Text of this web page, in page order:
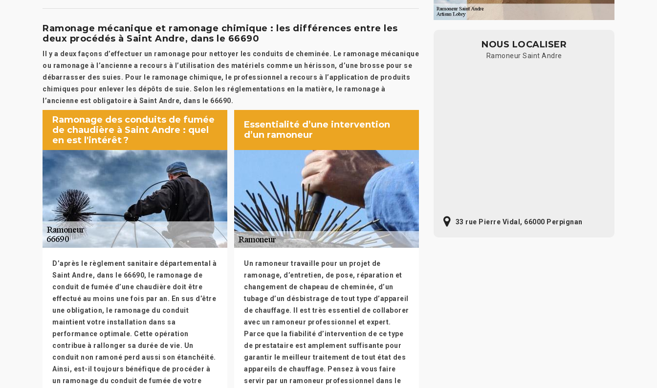
Ramonage mécanique et ramonage chimique : les différences entre les
deux procédés à Saint Andre, dans le 66690
Il y a deux façons d’effectuer un ramonage pour nettoyer les conduits de cheminée. Le ramonage mécanique
ou ramonage à l’ancienne a recours à l’utilisation des matériels comme un hérisson, d’une brosse pour se
débarrasser des suies. Pour le ramonage chimique, le professionnel a recours à l’application de produits
chimiques pour enlever les dépôts de suie. Selon les réglementations en la matière, le ramonage à
l’ancienne est obligatoire à Saint Andre, dans le 66690.
Ramonage des conduits de fumée
de chaudière à Saint Andre : quel
en est l'intérêt ?
D’après le règlement sanitaire départemental à
Saint Andre, dans le 66690, le ramonage de
conduit de fumée d’une chaudière doit être
effectué au moins une fois par an. En sus d’être
une obligation, le ramonage du conduit
maintient votre installation dans sa
performance optimale. Cette opération
contribue à rallonger sa durée de vie. Un
conduit non ramoné perd aussi son étanchéité.
Ainsi, est-il toujours bénéfique de procéder à
un ramonage du conduit de fumée de votre
Essentialité d’une intervention
d’un ramoneur
Un ramoneur travaille pour un projet de
ramonage, d’entretien, de pose, réparation et
changement de chapeau de cheminée, d’un
tubage d’un désbistrage de tout type d’appareil
de chauffage. Il est très essentiel de collaborer
avec un ramoneur professionnel et expert.
Parce que la fiabilité d’intervention de ce type
de prestataire est amplement suffisante pour
garantir le meilleur traitement de tout état des
appareils de chauffage. Pensez à vous faire
servir par un ramoneur professionnel dans le
NOUS LOCALISER
Ramoneur Saint Andre
33 rue Pierre Vidal, 66000 Perpignan